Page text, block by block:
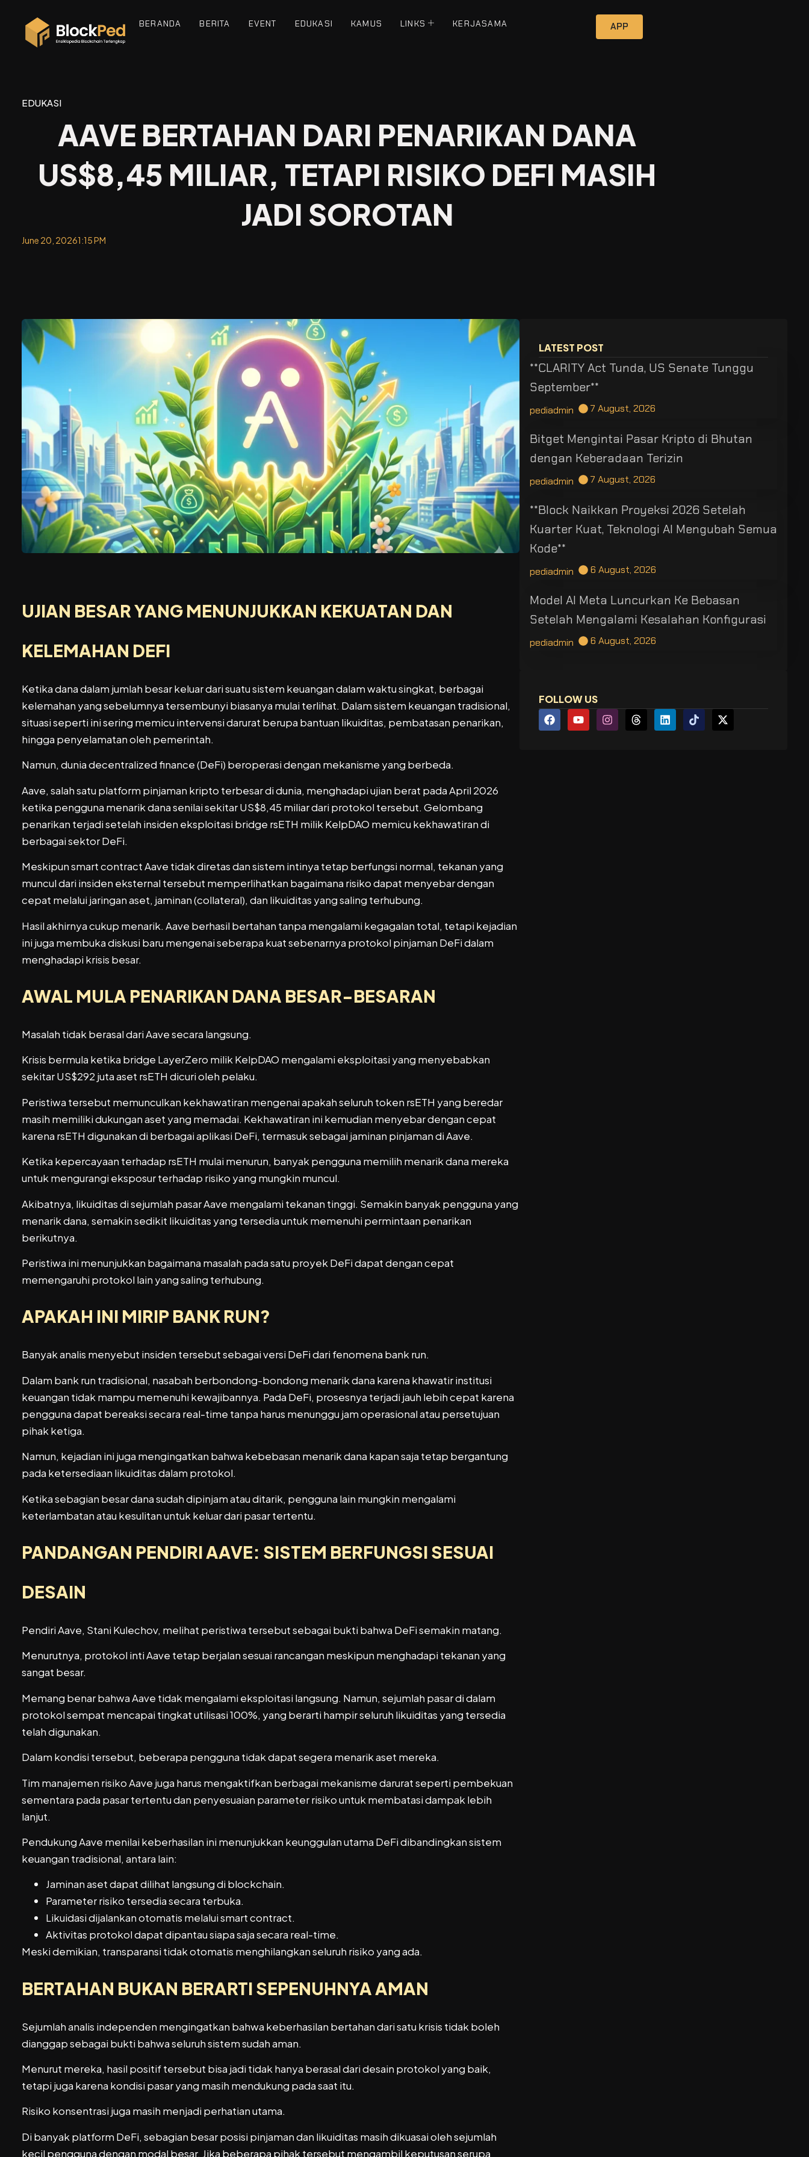
BERANDA BERITA EVENT EDUKASI KAMUS LINKS KERJASAMA APP
EDUKASI
AAVE BERTAHAN DARI PENARIKAN DANA
US$8,45 MILIAR, TETAPI RISIKO DEFI MASIH
JADI SOROTAN
June 20, 20261:15 PM
UJIAN BESAR YANG MENUNJUKKAN KEKUATAN DAN
KELEMAHAN DEFI
Ketika dana dalam jumlah besar keluar dari suatu sistem keuangan dalam waktu singkat, berbagai
kelemahan yang sebelumnya tersembunyi biasanya mulai terlihat. Dalam sistem keuangan tradisional,
situasi seperti ini sering memicu intervensi darurat berupa bantuan likuiditas, pembatasan penarikan,
hingga penyelamatan oleh pemerintah.
Namun, dunia decentralized finance (DeFi) beroperasi dengan mekanisme yang berbeda.
Aave, salah satu platform pinjaman kripto terbesar di dunia, menghadapi ujian berat pada April 2026
ketika pengguna menarik dana senilai sekitar US$8,45 miliar dari protokol tersebut. Gelombang
penarikan terjadi setelah insiden eksploitasi bridge rsETH milik KelpDAO memicu kekhawatiran di
berbagai sektor DeFi.
Meskipun smart contract Aave tidak diretas dan sistem intinya tetap berfungsi normal, tekanan yang
muncul dari insiden eksternal tersebut memperlihatkan bagaimana risiko dapat menyebar dengan
cepat melalui jaringan aset, jaminan (collateral), dan likuiditas yang saling terhubung.
Hasil akhirnya cukup menarik. Aave berhasil bertahan tanpa mengalami kegagalan total, tetapi kejadian
ini juga membuka diskusi baru mengenai seberapa kuat sebenarnya protokol pinjaman DeFi dalam
menghadapi krisis besar.
AWAL MULA PENARIKAN DANA BESAR-BESARAN
Masalah tidak berasal dari Aave secara langsung.
Krisis bermula ketika bridge LayerZero milik KelpDAO mengalami eksploitasi yang menyebabkan
sekitar US$292 juta aset rsETH dicuri oleh pelaku.
Peristiwa tersebut memunculkan kekhawatiran mengenai apakah seluruh token rsETH yang beredar
masih memiliki dukungan aset yang memadai. Kekhawatiran ini kemudian menyebar dengan cepat
karena rsETH digunakan di berbagai aplikasi DeFi, termasuk sebagai jaminan pinjaman di Aave.
Ketika kepercayaan terhadap rsETH mulai menurun, banyak pengguna memilih menarik dana mereka
untuk mengurangi eksposur terhadap risiko yang mungkin muncul.
Akibatnya, likuiditas di sejumlah pasar Aave mengalami tekanan tinggi. Semakin banyak pengguna yang
menarik dana, semakin sedikit likuiditas yang tersedia untuk memenuhi permintaan penarikan
berikutnya.
Peristiwa ini menunjukkan bagaimana masalah pada satu proyek DeFi dapat dengan cepat
memengaruhi protokol lain yang saling terhubung.
APAKAH INI MIRIP BANK RUN?
Banyak analis menyebut insiden tersebut sebagai versi DeFi dari fenomena bank run.
Dalam bank run tradisional, nasabah berbondong-bondong menarik dana karena khawatir institusi
keuangan tidak mampu memenuhi kewajibannya. Pada DeFi, prosesnya terjadi jauh lebih cepat karena
pengguna dapat bereaksi secara real-time tanpa harus menunggu jam operasional atau persetujuan
pihak ketiga.
Namun, kejadian ini juga mengingatkan bahwa kebebasan menarik dana kapan saja tetap bergantung
pada ketersediaan likuiditas dalam protokol.
Ketika sebagian besar dana sudah dipinjam atau ditarik, pengguna lain mungkin mengalami
keterlambatan atau kesulitan untuk keluar dari pasar tertentu.
PANDANGAN PENDIRI AAVE: SISTEM BERFUNGSI SESUAI
DESAIN
Pendiri Aave, Stani Kulechov, melihat peristiwa tersebut sebagai bukti bahwa DeFi semakin matang.
Menurutnya, protokol inti Aave tetap berjalan sesuai rancangan meskipun menghadapi tekanan yang
sangat besar.
Memang benar bahwa Aave tidak mengalami eksploitasi langsung. Namun, sejumlah pasar di dalam
protokol sempat mencapai tingkat utilisasi 100%, yang berarti hampir seluruh likuiditas yang tersedia
telah digunakan.
Dalam kondisi tersebut, beberapa pengguna tidak dapat segera menarik aset mereka.
Tim manajemen risiko Aave juga harus mengaktifkan berbagai mekanisme darurat seperti pembekuan
sementara pada pasar tertentu dan penyesuaian parameter risiko untuk membatasi dampak lebih
lanjut.
Pendukung Aave menilai keberhasilan ini menunjukkan keunggulan utama DeFi dibandingkan sistem
keuangan tradisional, antara lain:
Jaminan aset dapat dilihat langsung di blockchain.
Parameter risiko tersedia secara terbuka.
Likuidasi dijalankan otomatis melalui smart contract.
Aktivitas protokol dapat dipantau siapa saja secara real-time.
Meski demikian, transparansi tidak otomatis menghilangkan seluruh risiko yang ada.
BERTAHAN BUKAN BERARTI SEPENUHNYA AMAN
Sejumlah analis independen mengingatkan bahwa keberhasilan bertahan dari satu krisis tidak boleh
dianggap sebagai bukti bahwa seluruh sistem sudah aman.
Menurut mereka, hasil positif tersebut bisa jadi tidak hanya berasal dari desain protokol yang baik,
tetapi juga karena kondisi pasar yang masih mendukung pada saat itu.
Risiko konsentrasi juga masih menjadi perhatian utama.
Di banyak platform DeFi, sebagian besar posisi pinjaman dan likuiditas masih dikuasai oleh sejumlah
kecil pengguna dengan modal besar. Jika beberapa pihak tersebut mengambil keputusan serupa
LATEST POST
**CLARITY Act Tunda, US Senate Tunggu
September**
pediadmin 7 August, 2026
Bitget Mengintai Pasar Kripto di Bhutan
dengan Keberadaan Terizin
pediadmin 7 August, 2026
**Block Naikkan Proyeksi 2026 Setelah
Kuarter Kuat, Teknologi AI Mengubah Semua
Kode**
pediadmin 6 August, 2026
Model AI Meta Luncurkan Ke Bebasan
Setelah Mengalami Kesalahan Konfigurasi
pediadmin 6 August, 2026
FOLLOW US